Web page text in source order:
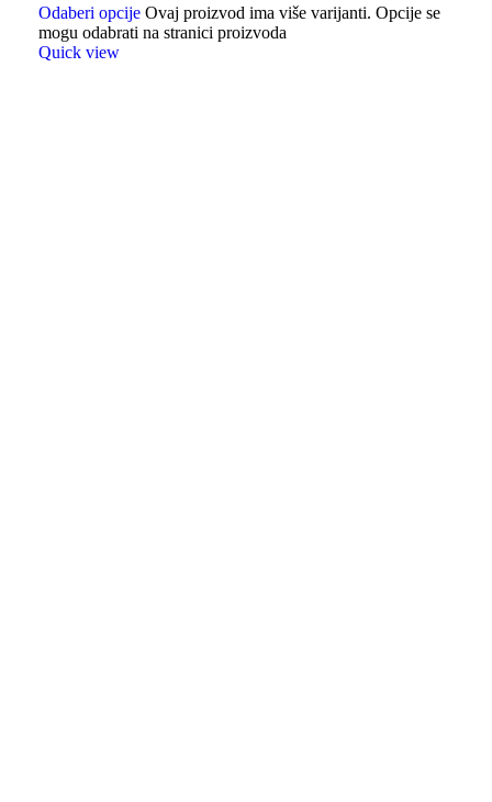
Odaberi opcije Ovaj proizvod ima više varijanti. Opcije se
mogu odabrati na stranici proizvoda
Quick view